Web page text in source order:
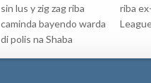
sin lus y zig zag riba
caminda bayendo warda
di polis na Shaba
riba